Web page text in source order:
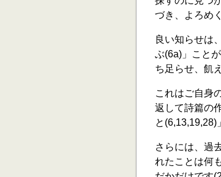
づき、よろめ
良い知らせは
ぶ(6a)」こと
ち足らせ、飢
これはご自身
返して詩篇の
と(6,13,19,28)
さらには、過
れたことは何